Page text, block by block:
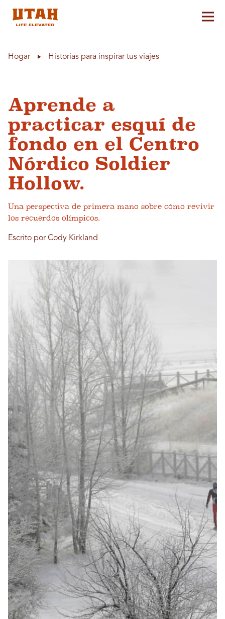
Hogar Historias para inspirar tus viajes
Aprende a
practicar esquí de
fondo en el Centro
Nórdico Soldier
Hollow.
Una perspectiva de primera mano sobre cómo revivir
los recuerdos olímpicos.
Escrito por Cody Kirkland